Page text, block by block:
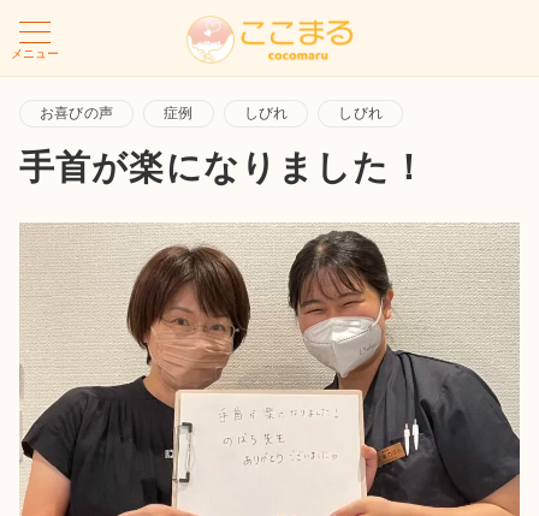
メニュー
お喜びの声 症例 しびれ しびれ
手首が楽になりました！